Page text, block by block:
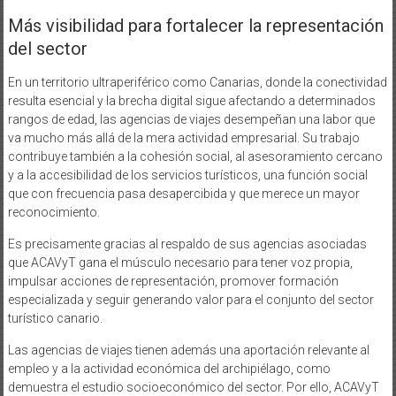
Más visibilidad para fortalecer la representación
del sector
En un territorio ultraperiférico como Canarias, donde la conectividad
resulta esencial y la brecha digital sigue afectando a determinados
rangos de edad, las agencias de viajes desempeñan una labor que
va mucho más allá de la mera actividad empresarial. Su trabajo
contribuye también a la cohesión social, al asesoramiento cercano
y a la accesibilidad de los servicios turísticos, una función social
que con frecuencia pasa desapercibida y que merece un mayor
reconocimiento.
Es precisamente gracias al respaldo de sus agencias asociadas
que ACAVyT gana el músculo necesario para tener voz propia,
impulsar acciones de representación, promover formación
especializada y seguir generando valor para el conjunto del sector
turístico canario.
Las agencias de viajes tienen además una aportación relevante al
empleo y a la actividad económica del archipiélago, como
demuestra el estudio socioeconómico del sector. Por ello, ACAVyT